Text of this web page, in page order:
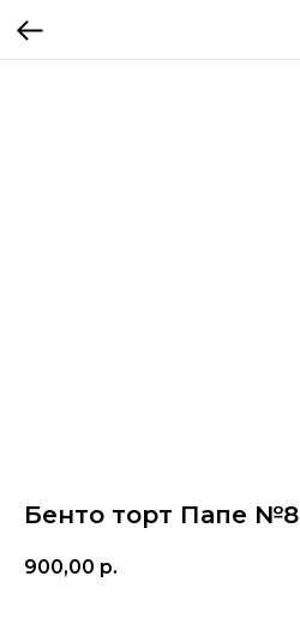
Бенто торт Папе №8
900,00 р.